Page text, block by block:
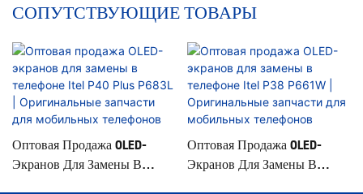
СОПУТСТВУЮЩИЕ ТОВАРЫ
Оптовая Продажа OLED-
Экранов Для Замены В
Оптовая Продажа OLED-
Экранов Для Замены В